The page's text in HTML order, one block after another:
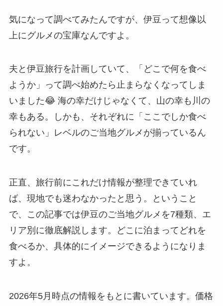
気になって調べてみたんですが、伊豆って想像以
上にグルメの宝庫なんですよ。
夫と伊豆旅行を計画していて、「どこで何を食べ
ようか」って調べ始めたら止まらなくなってしま
いました😂 海の幸だけじゃなくて、山の幸も川の
幸もある。しかも、それぞれに「ここでしか食べ
られない」レベルのご当地グルメが揃っているん
です。
正直、旅行前にこれだけ情報が整理できていれ
ば、現地でも迷わなかったと思う。ということ
で、この記事では伊豆のご当地グルメを7種類、エ
リア別に徹底解説します。どこに泊まってどれを
食べるか、具体的にイメージできるようになりま
すよ。
2026年5月時点の情報をもとに書いています。価格